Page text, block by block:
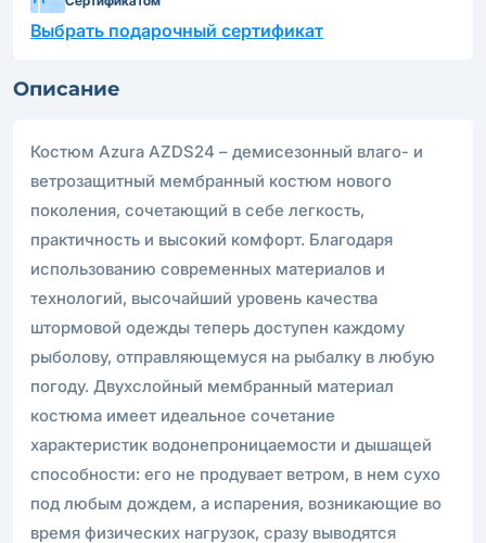
Выбрать подарочный сертификат
Описание
Костюм Azura AZDS24 – демисезонный влаго- и
ветрозащитный мембранный костюм нового
поколения, сочетающий в себе легкость,
практичность и высокий комфорт. Благодаря
использованию современных материалов и
технологий, высочайший уровень качества
штормовой одежды теперь доступен каждому
рыболову, отправляющемуся на рыбалку в любую
погоду. Двухслойный мембранный материал
костюма имеет идеальное сочетание
характеристик водонепроницаемости и дышащей
способности: его не продувает ветром, в нем сухо
под любым дождем, а испарения, возникающие во
время физических нагрузок, сразу выводятся